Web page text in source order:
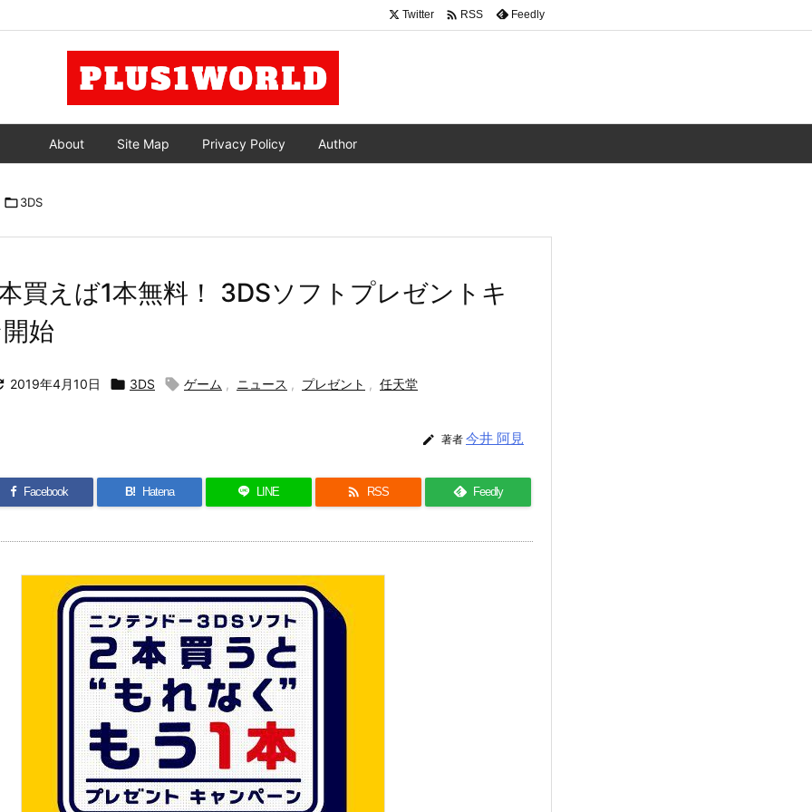
About Site Map Privacy Policy Author
Twitter  RSS Feedly
3DS
買えば1本無料！ 3DSソフトプレゼントキ
始
2019年4月10日  3DS  ゲーム , ニュース , プレゼント , 任天堂
 著者 今井 阿見
Facebook B! Hatena LINE  RSS Feedly